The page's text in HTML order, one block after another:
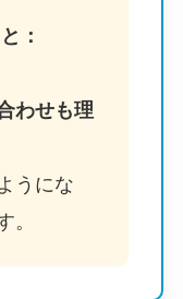
：
わせも理
うにな
。